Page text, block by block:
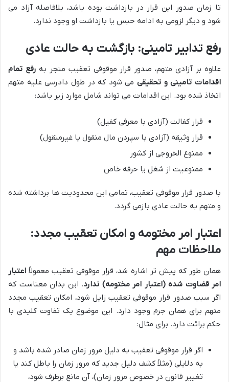
تا زمان صدور این قرار در بازداشت بوده باشد، بلافاصله آزاد می
شود و دیگر لزومی به ادامه حبس یا بازداشت او وجود ندارد.
رفع تدابیر تامینی: بازگشت به حالت عادی
علاوه بر آزادی متهم، صدور قرار موقوفی تعقیب منجر بهرفع تمام
اقدامات تامینی و تحقیقیمی شود که در طول دادرسی علیه متهم
اتخاذ شده بود. این اقدامات می تواند شامل موارد زیر باشد:
قرار کفالت (آزادی با معرفی کفیل)
قرار وثیقه (آزادی با سپردن مال منقول یا غیرمنقول)
ممنوع الخروجی از کشور
ممنوعیت از شغل یا حرفه خاص
با صدور قرار موقوفی تعقیب، تمامی این محدودیت ها برداشته شده
و متهم به حالت عادی بازمی گردد.
اعتبار امر مختومه و امکان تعقیب مجدد:
ملاحظات مهم
همان طور که پیش تر اشاره شد، قرار موقوفی تعقیب معمولاً اعتبار
امر قضاوت شده (اعتبار امر مختومه) ندارد. این بدان معناست که
اگر سبب صدور قرار موقوفی تعقیب زایل شود، امکان تعقیب مجدد
متهم برای همان جرم وجود دارد. این موضوع یک تفاوت کلیدی با
حکم برائت دارد. برای مثال:
اگر قرار موقوفی تعقیب به دلیل مرور زمان صادر شده باشد و
به دلایلی (مثلاً کشف دلیل جدید که مرور زمان را باطل کند یا
تغییر قانون در خصوص مرور زمان)، آن مانع برطرف شود،